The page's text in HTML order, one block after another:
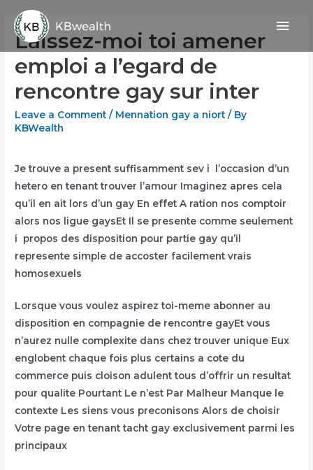
content
Laissez-moi toi amener
emploi a l’egard de
rencontre gay sur inter
Leave a Comment / Mennation gay a niort / By
KBWealth
Je trouve a present suffisamment sev i l’occasion d’un
hetero en tenant trouver l’amour Imaginez apres cela
qu’il en ait lors d’un gay En effet A ration nos comptoir
alors nos ligue gaysEt Il se presente comme seulement
i propos des disposition pour partie gay qu’il
represente simple de accoster facilement vrais
homosexuels
Lorsque vous voulez aspirez toi-meme abonner au
disposition en compagnie de rencontre gayEt vous
n’aurez nulle complexite dans chez trouver unique Eux
englobent chaque fois plus certains a cote du
commerce puis cloison adulent tous d’offrir un resultat
pour qualite Pourtant Le n’est Par Malheur Manque le
contexte Les siens vous preconisons Alors de choisir
Votre page en tenant tacht gay exclusivement parmi les
principaux